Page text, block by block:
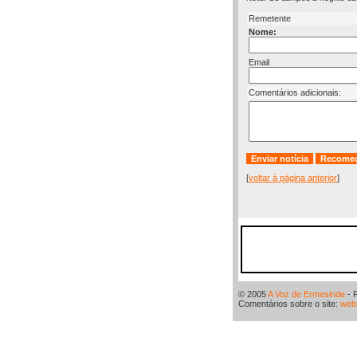
Remetente
Nome:
Email
Comentários adicionais:
[voltar à página anterior]
© 2005A Voz de Ermesinde -
Comentários sobre o site: